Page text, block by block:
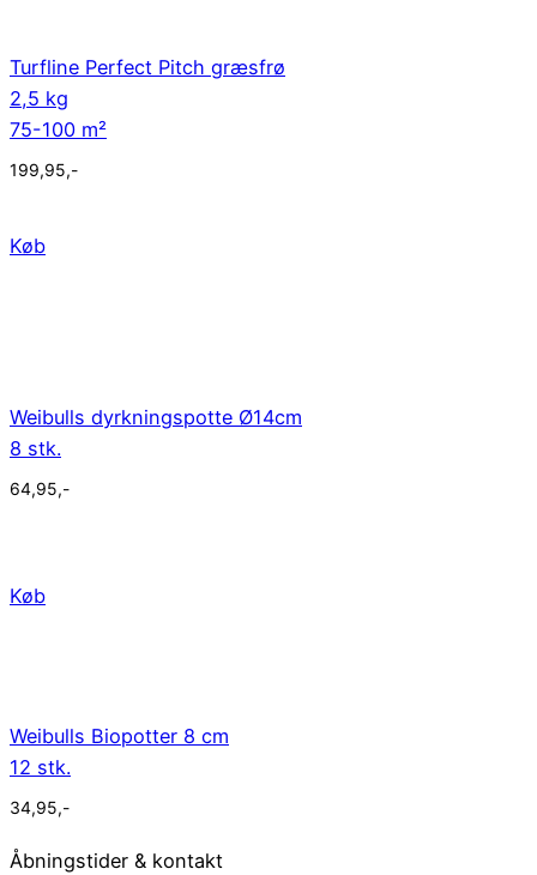
Køb
Turfline Perfect Pitch græsfrø
2,5 kg
75-100 m²
199,95,-
Køb
Weibulls dyrkningspotte Ø14cm
8 stk.
64,95,-
Weibulls Biopotter 8 cm
12 stk.
34,95,-
Åbningstider & kontakt